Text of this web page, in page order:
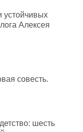
устойчивых
Алексея
совесть.
шесть